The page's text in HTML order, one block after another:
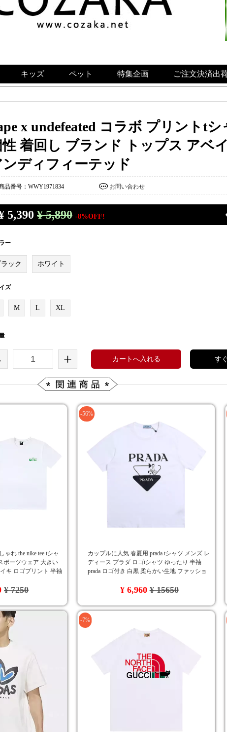
キッズ ペット 特集企画 ご注文決済出
x undefeated コラボ プリントt
着回し ブランド トップス アベ
ンディフィーテッド
品番号：WWY1971834 お問い合わせ
5,390 ¥ 5,890 -8%OFF!
ー
ック ホワイト
ズ
M L XL
+ カートへ入れる す
れ the nike tee tシャ
ポーツウェア 大きい
キ ロゴプリント 半袖
¥ 7250
-56%
カップルに人気 春夏用 prada tシャツ メンズ レ
ディース プラダ ロゴtシャツ ゆったり 半袖
prada ロゴ付き 白黒 柔らかい生地 ファッショ
¥ 6,960¥ 15650
-7%